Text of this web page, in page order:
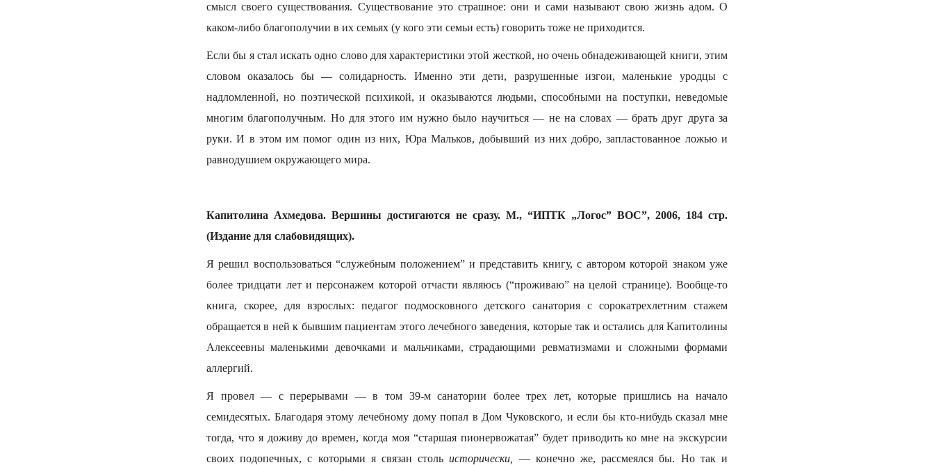
смысл своего существования. Существование это страшное: они и сами называют свою жизнь адом. О
каком-либо благополучии в их семьях (у кого эти семьи есть) говорить тоже не приходится.
Если бы я стал искать одно слово для характеристики этой жесткой, но очень обнадеживающей книги, этим
словом оказалось бы — солидарность. Именно эти дети, разрушенные изгои, маленькие уродцы с
надломленной, но поэтической психикой, и оказываются людьми, способными на поступки, неведомые
многим благополучным. Но для этого им нужно было научиться — не на словах — брать друг друга за
руки. И в этом им помог один из них, Юра Мальков, добывший из них добро, запластованное ложью и
равнодушием окружающего мира.
Капитолина Ахмедова. Вершины достигаются не сразу. М., “ИПТК „Логос” ВОС”, 2006, 184 стр.
(Издание для слабовидящих).
Я решил воспользоваться “служебным положением” и представить книгу, с автором которой знаком уже
более тридцати лет и персонажем которой отчасти являюсь (“проживаю” на целой странице). Вообще-то
книга, скорее, для взрослых: педагог подмосковного детского санатория с сорокатрехлетним стажем
обращается в ней к бывшим пациентам этого лечебного заведения, которые так и остались для Капитолины
Алексеевны маленькими девочками и мальчиками, страдающими ревматизмами и сложными формами
аллергий.
Я провел — с перерывами — в том 39-м санатории более трех лет, которые пришлись на начало
семидесятых. Благодаря этому лечебному дому попал в Дом Чуковского, и если бы кто-нибудь сказал мне
тогда, что я доживу до времен, когда моя “старшая пионервожатая” будет приводить ко мне на экскурсии
своих подопечных, с которыми я связан стольисторически, — конечно же, рассмеялся бы. Но так и